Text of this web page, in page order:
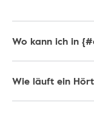
Wo kann ich in
Wie läuft ein